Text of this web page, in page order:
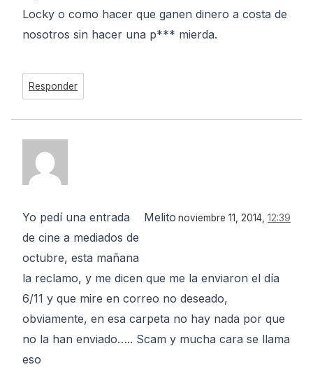
Locky o como hacer que ganen dinero a costa de
nosotros sin hacer una p*** mierda.
Responder
Melito noviembre 11, 2014, 12:39
Yo pedí una entrada
de cine a mediados de
octubre, esta mañana
la reclamo, y me dicen que me la enviaron el día
6/11 y que mire en correo no deseado,
obviamente, en esa carpeta no hay nada por que
no la han enviado….. Scam y mucha cara se llama
eso